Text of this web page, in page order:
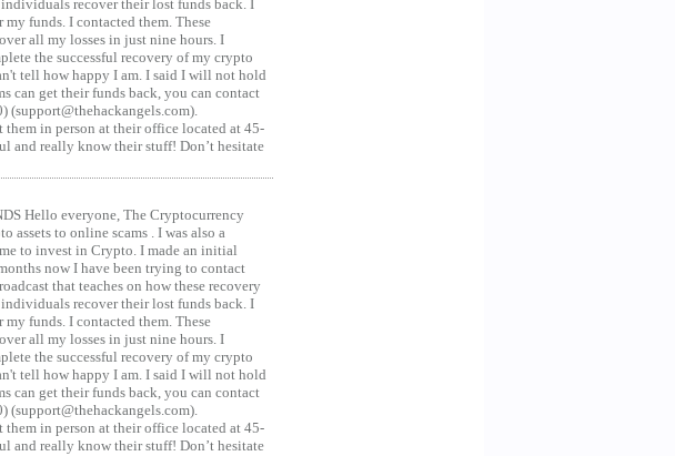
recover their lost funds back. I
funds. I contacted them. These
all my losses in just nine hours. I
the successful recovery of my crypto
tell how happy I am. I said I will not hold
can get their funds back, you can contact
(support@thehackangels.com).
in person at their office located at 45-
and really know their stuff! Don’t hesitate
Hello everyone, The Cryptocurrency
to online scams . I was also a
to invest in Crypto. I made an initial
now I have been trying to contact
that teaches on how these recovery
recover their lost funds back. I
funds. I contacted them. These
all my losses in just nine hours. I
the successful recovery of my crypto
tell how happy I am. I said I will not hold
can get their funds back, you can contact
(support@thehackangels.com).
in person at their office located at 45-
and really know their stuff! Don’t hesitate